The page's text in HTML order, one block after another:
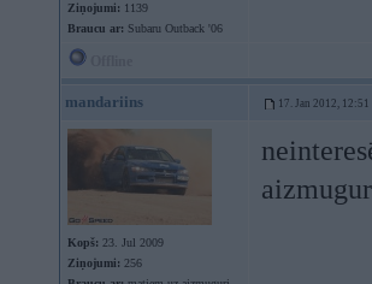
Ziņojumi: 1139
Braucu ar: Subaru Outback '06
mandariins 17. Jan 2012, 12:51
Kopš: 23. Jul 2009
Ziņojumi: 256